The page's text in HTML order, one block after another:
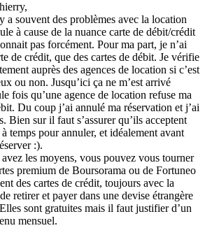
a souvent des problèmes avec la location
à cause de la nuance carte de débit/crédit
pas forcément. Pour ma part, je n’ai
de crédit, que des cartes de débit. Je vérifie
auprès des agences de location si c’est
ou non. Jusqu’ici ça ne m’est arrivé
fois qu’une agence de location refuse ma
Du coup j’ai annulé ma réservation et j’ai
Bien sur il faut s’assurer qu’ils acceptent
temps pour annuler, et idéalement avant
:).
les moyens, vous pouvez vous tourner
premium de Boursorama ou de Fortuneo
des cartes de crédit, toujours avec la
retirer et payer dans une devise étrangère
sont gratuites mais il faut justifier d’un
mensuel.